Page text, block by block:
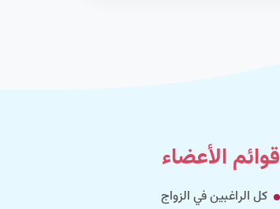
قوائم الأعضاء
كل الراغبين في الزواج